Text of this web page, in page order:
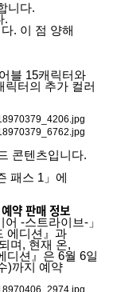
니다.
.
. 이 점 양해
블 15캐릭터와
릭터의 추가 컬러
콘텐츠입니다.
패스 1」에
약 판매 정보
-스트라이브-」
에디션』과
며, 현재 온,
디션』은 6월 6일
)까지 예약